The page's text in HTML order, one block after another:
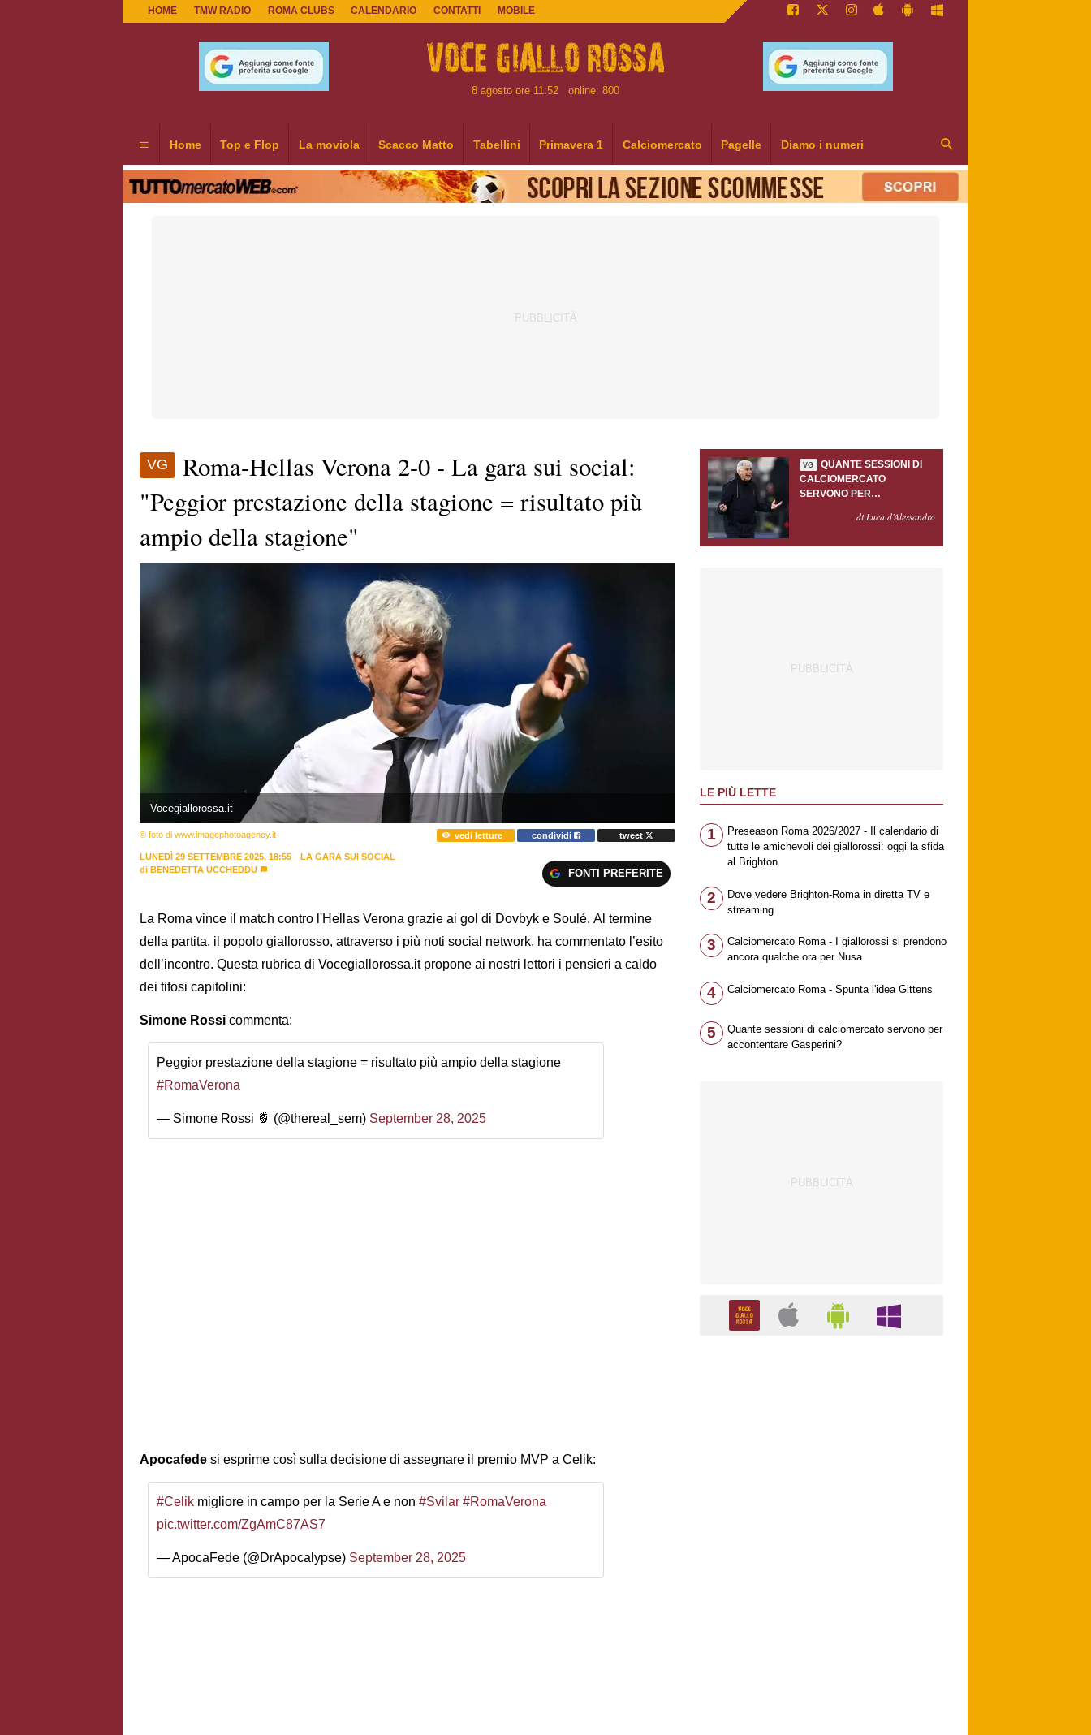
HOME TMW RADIO ROMA CLUBS CALENDARIO CONTATTI MOBILE
8 agosto ore 11:52 online: 800
Home Top e Flop La moviola Scacco Matto Tabellini Primavera 1 Calciomercato Pagelle Diamo i numeri
VG
Roma-Hellas Verona 2-0 - La gara sui social:
"Peggior prestazione della stagione = risultato più
ampio della stagione"
Vocegiallorossa.it
© foto di www.imagephotoagency.it vedi letture condividi tweet
LUNEDÌ 29 SETTEMBRE 2025, 18:55
LA GARA SUI SOCIAL
di BENEDETTA UCCHEDDU FONTI PREFERITE
La Roma vince il match contro l'Hellas Verona grazie ai gol di Dovbyk e Soulé. Al termine
della partita, il popolo giallorosso, attraverso i più noti social network, ha commentato l’esito
dell’incontro. Questa rubrica di Vocegiallorossa.it propone ai nostri lettori i pensieri a caldo
dei tifosi capitolini:
Simone Rossi commenta:
Peggior prestazione della stagione = risultato più ampio della stagione
#RomaVerona
— Simone Rossi 🍍 (@thereal_sem) September 28, 2025
Apocafede si esprime così sulla decisione di assegnare il premio MVP a Celik:
#Celik migliore in campo per la Serie A e non #Svilar #RomaVerona
pic.twitter.com/ZgAmC87AS7
— ApocaFede (@DrApocalypse) September 28, 2025
VG
QUANTE SESSIONI DI
CALCIOMERCATO
SERVONO PER
GASPERINI?di Luca d'Alessandro
LE PIÙ LETTE
1
Preseason Roma 2026/2027 - Il calendario di
tutte le amichevoli dei giallorossi: oggi la sfida
al Brighton
2
Dove vedere Brighton-Roma in diretta TV e
streaming
3
Calciomercato Roma - I giallorossi si prendono
ancora qualche ora per Nusa
4 Calciomercato Roma - Spunta l'idea Gittens
5
Quante sessioni di calciomercato servono per
accontentare Gasperini?